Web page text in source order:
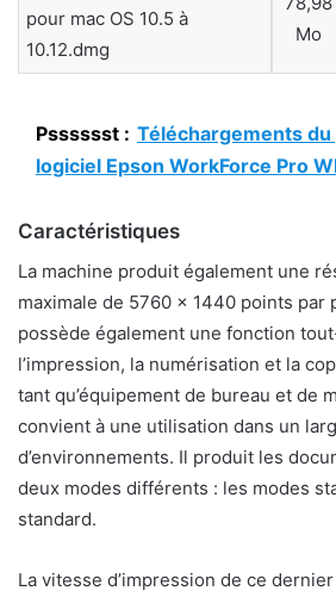
pour mac OS 10.5 à
10.12.dmg
Mo
Psssssst : Téléchargements
logiciel Epson WorkForce Pro
Caractéristiques
La machine produit également une
maximale de 5760 x 1440 points par
possède également une fonction
l’impression, la numérisation et la
tant qu’équipement de bureau et de
convient à une utilisation dans un
d’environnements. Il produit les
deux modes différents : les modes
standard.
La vitesse d’impression de ce